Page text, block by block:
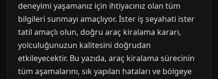
deneyimi yaşamanız için ihtiyacınız olan tüm
bilgileri sunmayı amaçlıyor. İster iş seyahati ister
tatil amaçlı olun, doğru araç kiralama kararı,
yolculuğunuzun kalitesini doğrudan
etkileyecektir. Bu yazıda, araç kiralama sürecinin
tüm aşamalarını, sık yapılan hataları ve bölgeye